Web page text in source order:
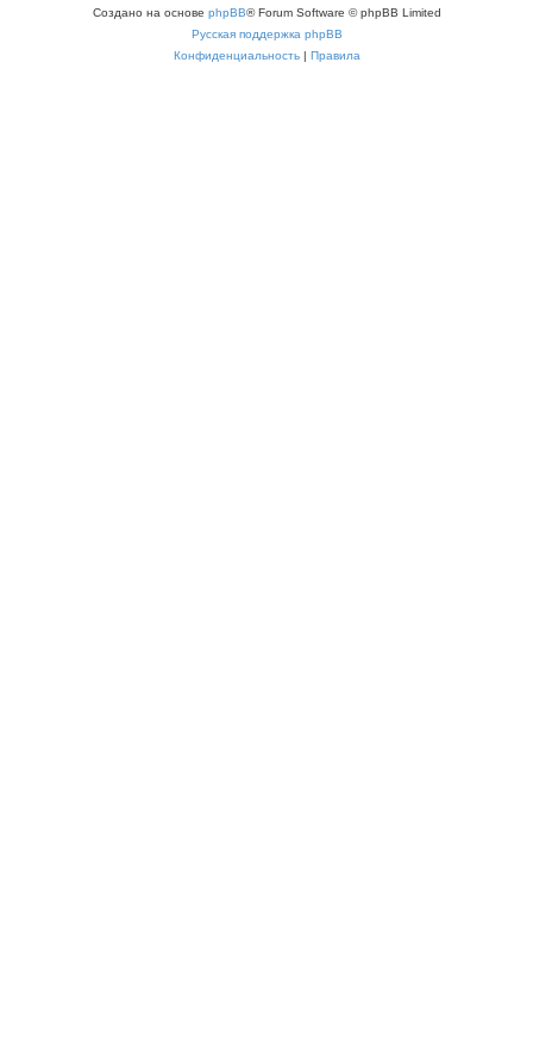
Создано на основе phpBB® Forum Software © phpBB Limited
Русская поддержка phpBB
Конфиденциальность| Правила